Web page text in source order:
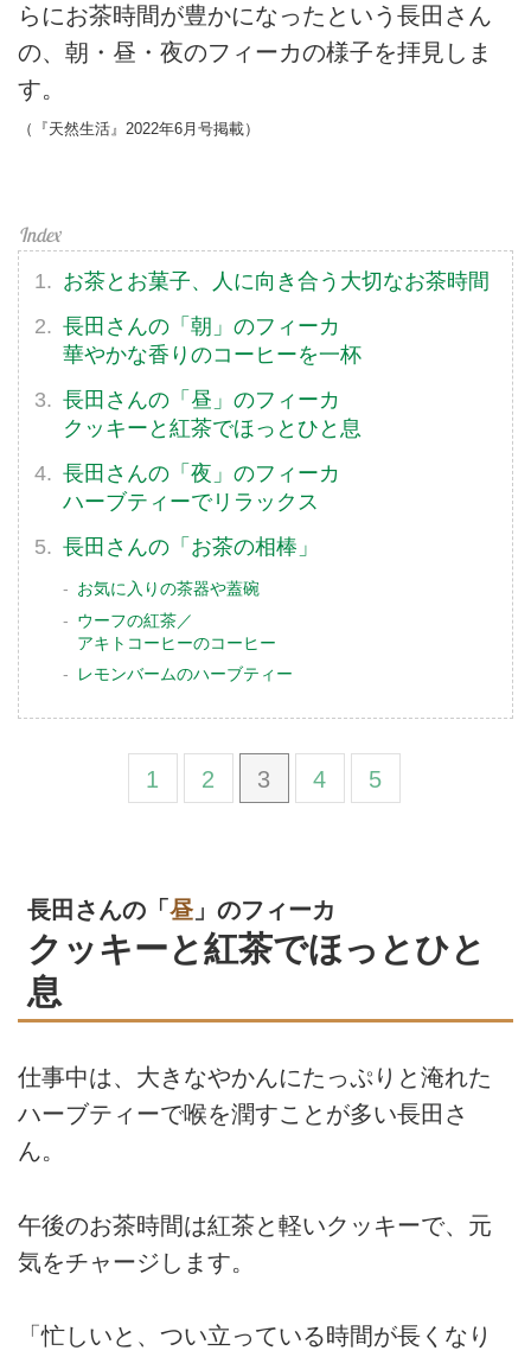
らにお茶時間が豊かになったという長田さん
の、朝・昼・夜のフィーカの様子を拝見しま
す。
（『天然生活』2022年6月号掲載）
お茶とお菓子、人に向き合う大切なお茶時間
長田さんの「朝」のフィーカ
華やかな香りのコーヒーを一杯
長田さんの「昼」のフィーカ
クッキーと紅茶でほっとひと息
長田さんの「夜」のフィーカ
ハーブティーでリラックス
長田さんの「お茶の相棒」
お気に入りの茶器や蓋碗
ウーフの紅茶／
アキトコーヒーのコーヒー
レモンバームのハーブティー
1 2 3 4 5
長田さんの「 昼 」のフィーカ
クッキーと紅茶でほっとひと
息
仕事中は、大きなやかんにたっぷりと淹れた
ハーブティーで喉を潤すことが多い長田さ
ん。
午後のお茶時間は紅茶と軽いクッキーで、元
気をチャージします。
「忙しいと、つい立っている時間が長くなり